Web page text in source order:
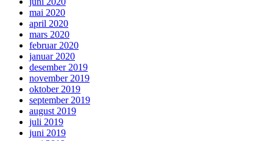
mai 2020
april 2020
mars 2020
februar 2020
januar 2020
desember 2019
november 2019
oktober 2019
september 2019
august 2019
juli 2019
juni 2019